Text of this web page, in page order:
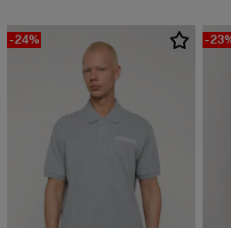
-24% -